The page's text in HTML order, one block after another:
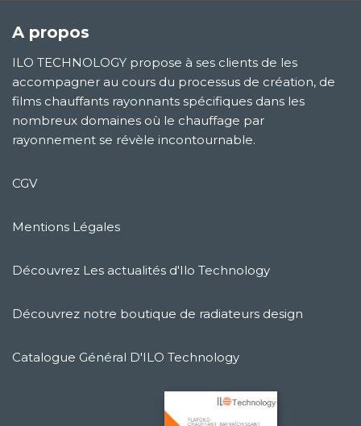
A propos
ILO TECHNOLOGY propose à ses clients de les
accompagner au cours du processus de création, de
films chauffants rayonnants spécifiques dans les
nombreux domaines où le chauffage par
rayonnement se révèle incontournable.
CGV
Mentions Légales
Découvrez Les actualités d'Ilo Technology
Découvrez notre boutique de radiateurs design
Catalogue Général D'ILO Technology